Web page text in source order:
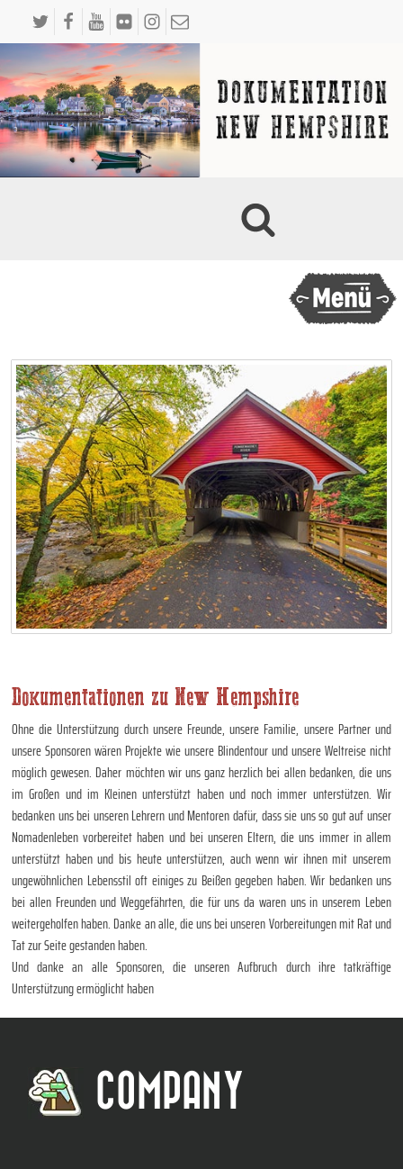
Dokumentationen zu New Hempshire
Ohne die Unterstützung durch unsere Freunde, unsere Familie, unsere Partner und
unsere Sponsoren wären Projekte wie unsere Blindentour und unsere Weltreise nicht
möglich gewesen. Daher möchten wir uns ganz herzlich bei allen bedanken, die uns
im Großen und im Kleinen unterstützt haben und noch immer unterstützen. Wir
bedanken uns bei unseren Lehrern und Mentoren dafür, dass sie uns so gut auf unser
Nomadenleben vorbereitet haben und bei unseren Eltern, die uns immer in allem
unterstützt haben und bis heute unterstützen, auch wenn wir ihnen mit unserem
ungewöhnlichen Lebensstil oft einiges zu Beißen gegeben haben. Wir bedanken uns
bei allen Freunden und Weggefährten, die für uns da waren uns in unserem Leben
weitergeholfen haben. Danke an alle, die uns bei unseren Vorbereitungen mit Rat und
Tat zur Seite gestanden haben.
Und danke an alle Sponsoren, die unseren Aufbruch durch ihre tatkräftige
Unterstützung ermöglicht haben
COMPANY